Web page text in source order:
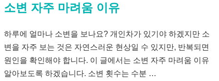
소변 자주 마려움 이유
하루에 얼마나 소변을 보나요? 개인차가 있기야 하겠지만 소
변을 자주 보는 것은 자연스러운 현상일 수 있지만, 반복되면
원인을 확인해야 합니다. 이 글에서는 소변 자주 마려움 이유
알아보도록 하겠습니다. 소변 횟수는 수분 …